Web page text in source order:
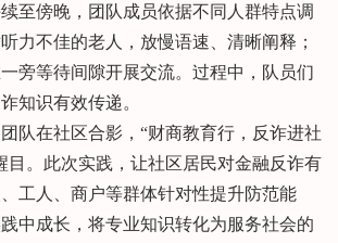
傍晚，团队成员依据不同人群特点调
力不佳的老人，放慢语速、清晰阐释；
旁等待间隙开展交流。过程中，队员们
知识有效传递。
在社区合影，“财商教育行，反诈进社
目。此次实践，让社区居民对金融反诈有
工人、商户等群体针对性提升防范能
中成长，将专业知识转化为服务社会的